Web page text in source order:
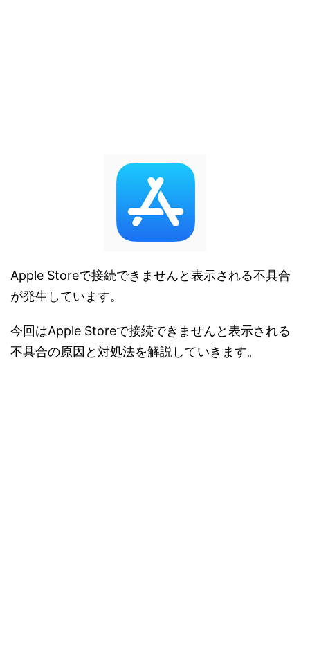
Apple Storeで接続できませんと表示される不具合
が発生しています。
今回はApple Storeで接続できませんと表示される
不具合の原因と対処法を解説していきます。